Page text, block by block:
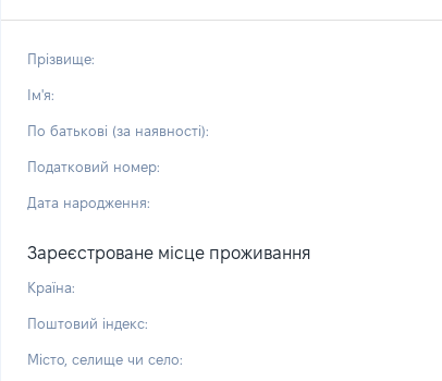
Прізвище:
Ім'я:
По батькові (за наявності):
Податковий номер:
Дата народження:
Зареєстроване місце проживання
Країна:
Поштовий індекс:
Місто, селище чи село: